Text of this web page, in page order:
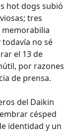
hot dogs subió
tres
memorabilia
todavía no sé
el 13 de
por razones
de prensa.
del Daikin
césped
identidad y un